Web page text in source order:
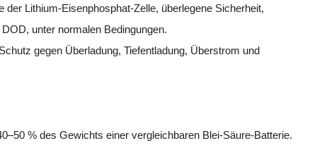
der Lithium-Eisenphosphat-Zelle, überlegene Sicherheit,
unter normalen Bedingungen.
gegen Überladung, Tiefentladung, Überstrom und
% des Gewichts einer vergleichbaren Blei-Säure-Batterie.